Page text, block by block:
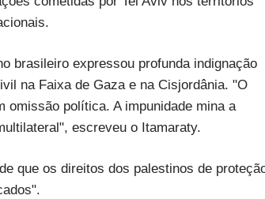
brasileiro expressou profunda indignação
na Faixa de Gaza e na Cisjordânia. "O
omissão política. A impunidade mina a
escreveu o Itamaraty.
que os direitos dos palestinos de